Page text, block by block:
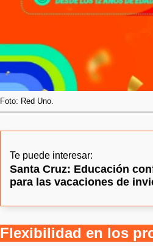
Foto: Red Uno.
Te puede interesar:
Santa Cruz: Educación
para las vacaciones de
Flexibilidad en los